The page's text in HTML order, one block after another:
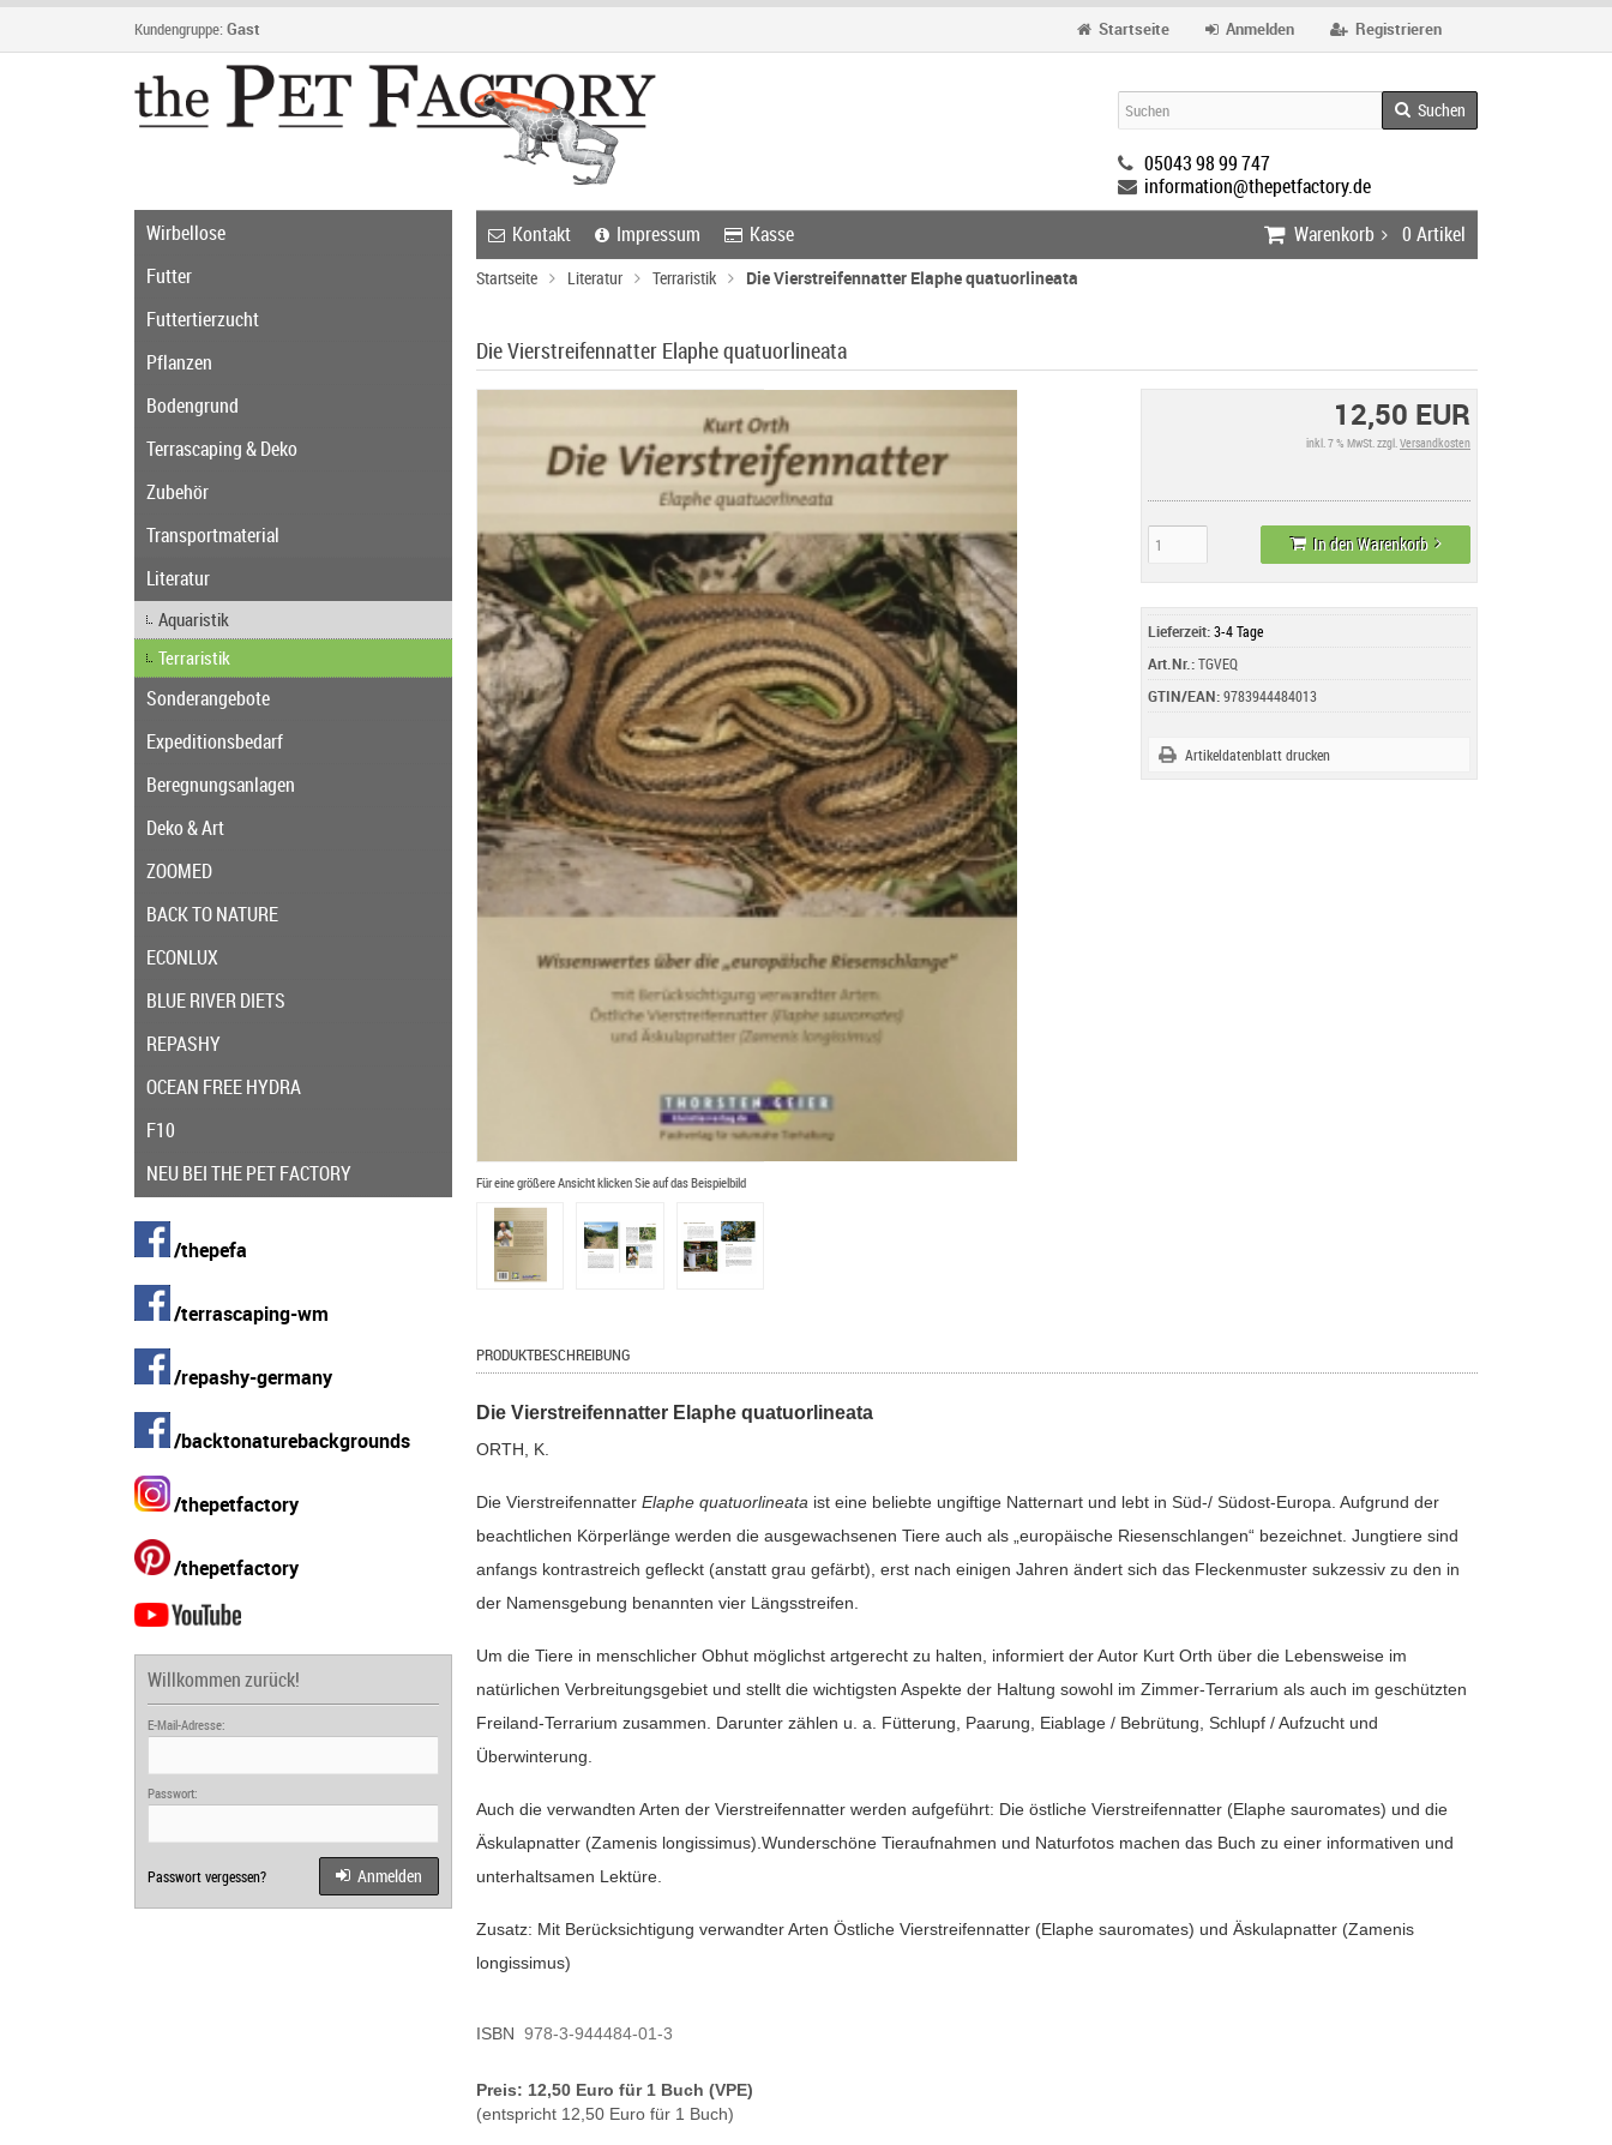
Kundengruppe: Gast Registrieren
Anmelden
Startseite
Suchen
05043 98 99 747
information@thepetfactory.de
Kontakt
Impressum Kasse Warenkorb 0 Artikel
Startseite Literatur Terraristik Die Vierstreifennatter Elaphe quatuorlineata
Die Vierstreifennatter Elaphe quatuorlineata
Für eine größere Ansicht klicken Sie auf das Beispielbild
12,50 EUR
inkl. 7 % MwSt. zzgl.Versandkosten
In den Warenkorb
Lieferzeit:3-4 Tage
Art.Nr.:TGVEQ
GTIN/EAN:9783944484013
Artikeldatenblatt drucken
PRODUKTBESCHREIBUNG
Die Vierstreifennatter Elaphe quatuorlineata
ORTH, K.
Die Vierstreifennatter Elaphe quatuorlineata ist eine beliebte ungiftige Natternart und lebt in Süd-/ Südost-Europa. Aufgrund der
beachtlichen Körperlänge werden die ausgewachsenen Tiere auch als „europäische Riesenschlangen“ bezeichnet. Jungtiere sind
anfangs kontrastreich gefleckt (anstatt grau gefärbt), erst nach einigen Jahren ändert sich das Fleckenmuster sukzessiv zu den in
der Namensgebung benannten vier Längsstreifen.
Um die Tiere in menschlicher Obhut möglichst artgerecht zu halten, informiert der Autor Kurt Orth über die Lebensweise im
natürlichen Verbreitungsgebiet und stellt die wichtigsten Aspekte der Haltung sowohl im Zimmer-Terrarium als auch im geschützten
Freiland-Terrarium zusammen. Darunter zählen u. a. Fütterung, Paarung, Eiablage / Bebrütung, Schlupf / Aufzucht und
Überwinterung.
Auch die verwandten Arten der Vierstreifennatter werden aufgeführt: Die östliche Vierstreifennatter (Elaphe sauromates) und die
Äskulapnatter (Zamenis longissimus).Wunderschöne Tieraufnahmen und Naturfotos machen das Buch zu einer informativen und
unterhaltsamen Lektüre.
Zusatz: Mit Berücksichtigung verwandter Arten Östliche Vierstreifennatter (Elaphe sauromates) und Äskulapnatter (Zamenis
longissimus)
ISBN 978-3-944484-01-3
Preis: 12,50 Euro für 1 Buch (VPE)
(entspricht 12,50 Euro für 1 Buch)
Wirbellose
Futter
Futtertierzucht
Pflanzen
Bodengrund
Terrascaping & Deko
Zubehör
Transportmaterial
Literatur
Aquaristik
Terraristik
Sonderangebote
Expeditionsbedarf
Beregnungsanlagen
Deko & Art
ZOOMED
BACK TO NATURE
ECONLUX
BLUE RIVER DIETS
REPASHY
OCEAN FREE HYDRA
F10
NEU BEI THE PET FACTORY
/thepefa
/terrascaping-wm
/repashy-germany
/backtonaturebackgrounds
/thepetfactory
/thepetfactory
Willkommen zurück!
E-Mail-Adresse:
Passwort:
Passwort vergessen? Anmelden